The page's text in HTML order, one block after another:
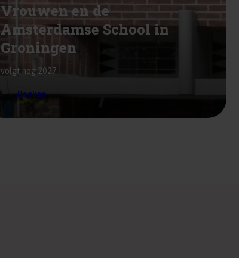
Vrouwen en de
Amsterdamse School in
Groningen
volgt nog 2027
Boeken